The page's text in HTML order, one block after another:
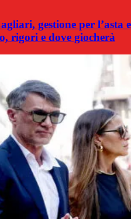
gestione per l’asta e
rigori e dove giocherà